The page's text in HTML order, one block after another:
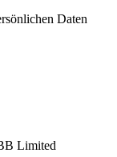
Daten
Limited